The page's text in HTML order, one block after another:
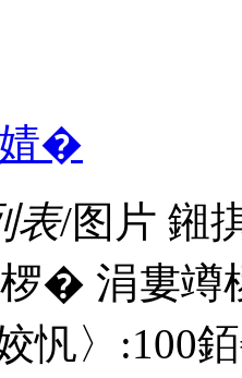
婧�
表/图片 鎺
椤� 涓婁
忛〉:100